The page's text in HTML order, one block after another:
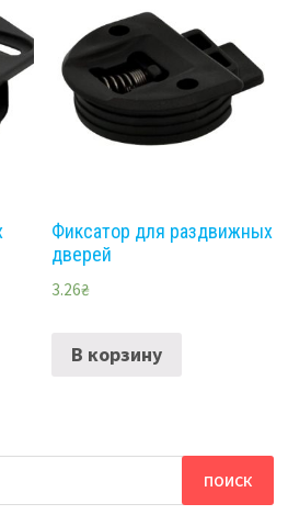
Фиксатор для раздвижных
дверей
3.26₴
В корзину